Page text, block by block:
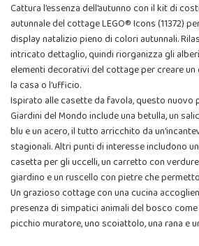
Cattura l’essenza dell’autunno con il kit di
autunnale del cottage LEGO® Icons (11372)
display natalizio pieno di colori autunnali.
intricato dettaglio, quindi riorganizza gli
elementi decorativi del cottage per creare
la casa o l’ufficio.
Ispirato alle casette da favola, questo nuovo
Giardini del Mondo include una betulla, un
blu e un acero, il tutto arricchito da
stagionali. Altri punti di interesse includono
casetta per gli uccelli, un carretto con
giardino e un ruscello con pietre che
Un grazioso cottage con una cucina
presenza di simpatici animali del bosco
picchio muratore, uno scoiattolo, una rana e